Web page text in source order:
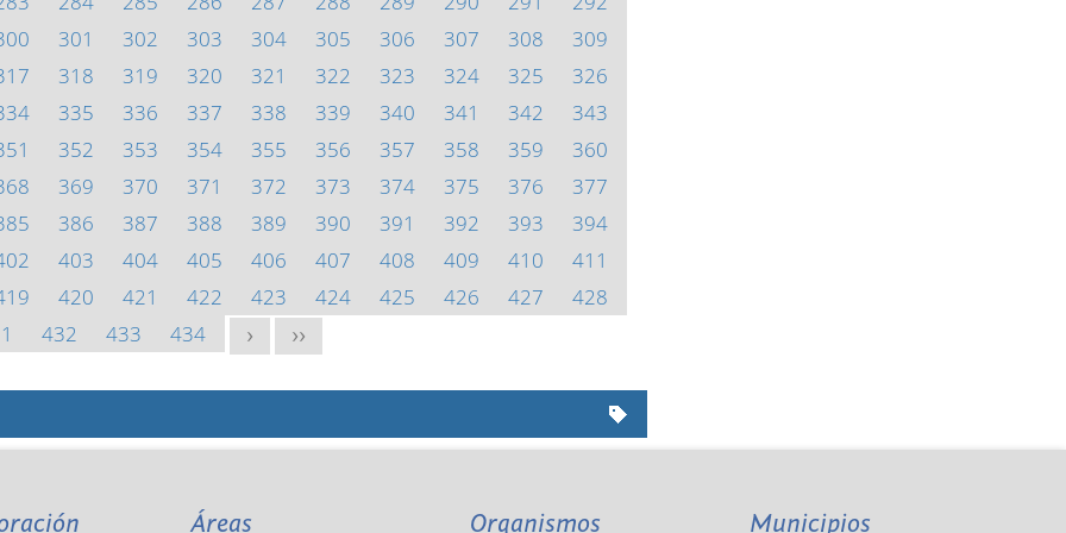
301 302 303 304 305 306 307 308
309
318 319 320 321 322 323 324 325
326
335 336 337 338 339 340 341 342
343
352 353 354 355 356 357 358 359
360
369 370 371 372 373 374 375 376
377
386 387 388 389 390 391 392 393
394
403 404 405 406 407 408 409 410
411
420 421 422 423 424 425 426 427
428
432 433 434 > >>
Áreas Organismos Municipios